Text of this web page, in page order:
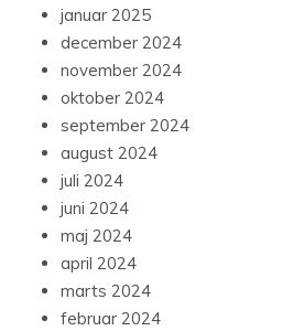
januar 2025
december 2024
november 2024
oktober 2024
september 2024
august 2024
juli 2024
juni 2024
maj 2024
april 2024
marts 2024
februar 2024